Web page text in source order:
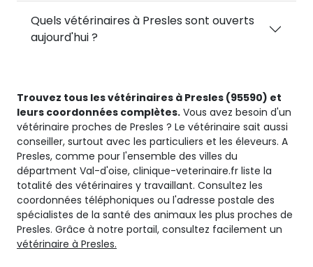
Quels vétérinaires à Presles sont ouverts
aujourd'hui ?
Trouvez tous les vétérinaires à Presles (95590) et
leurs coordonnées complètes. Vous avez besoin d'un
vétérinaire proches de Presles ? Le vétérinaire sait aussi
conseiller, surtout avec les particuliers et les éleveurs. A
Presles, comme pour l'ensemble des villes du
départment Val-d'oise, clinique-veterinaire.fr liste la
totalité des vétérinaires y travaillant. Consultez les
coordonnées téléphoniques ou l'adresse postale des
spécialistes de la santé des animaux les plus proches de
Presles. Grâce à notre portail, consultez facilement un
vétérinaire à Presles.